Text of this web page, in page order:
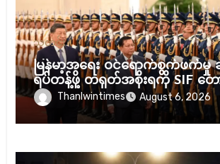
သတင်း
မြန်မာ့အရေး ဝင်ရောက်စွက်ဖက်မှု ခ
ရပ်တန့်ဖို့ တရုတ်အစိုးရကို SIF တေ
Thanlwintimes August 6, 2026